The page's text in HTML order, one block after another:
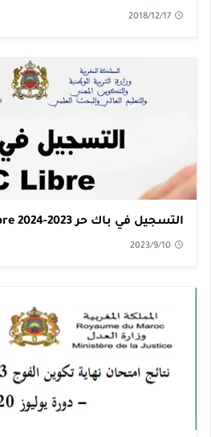
2018/12/17
التسجيل في باك حر 2023-2024 inscription Bac Libre
2023/9/10